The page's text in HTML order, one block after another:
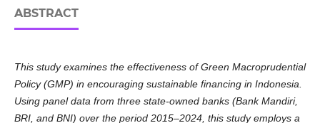
ABSTRACT
This study examines the effectiveness of Green Macroprudential
Policy (GMP) in encouraging sustainable financing in Indonesia.
Using panel data from three state-owned banks (Bank Mandiri,
BRI, and BNI) over the period 2015–2024, this study employs a